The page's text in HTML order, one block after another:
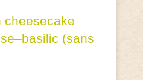
cheesecake
(sans